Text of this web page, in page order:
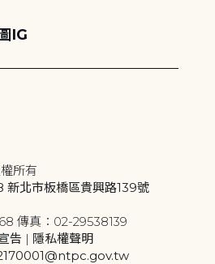
IG
所有
新北市板橋區貴興路139號
傳真：02-29538139
告 | 隱私權聲明